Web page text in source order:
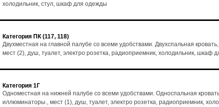
холодильник, стул, шкаф для одежды
Категория ПК (117, 118)
Двухместная на главной палубе со всеми удобствами. Двухспальная
мест (2), душ, туалет, электро розетка, радиоприемник, холодильник, шкаф
Категория 1Г
Одноместная на нижней палубе со всеми удобствами. Односпальная
иллюминаторы., мест (1), душ, туалет, электро розетка, радиоприемник,